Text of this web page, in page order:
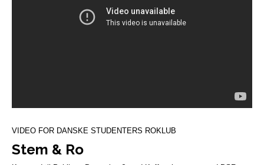
VIDEO FOR DANSKE STUDENTERS ROKLUB
Stem & Ro